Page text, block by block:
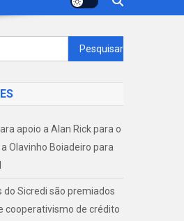
Pesquisar
por:
apoio a Alan Rick para o
Olavinho Boiadeiro para
do Sicredi são premiados
cooperativismo de crédito